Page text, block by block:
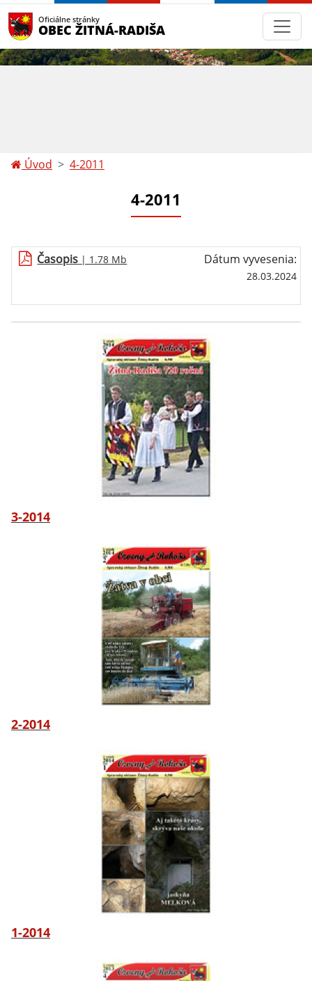
Oficiálne stránky
OBEC ŽITNÁ-RADIŠA
Úvod 4-2011
4-2011
Časopis | 1.78 Mb Dátum vyvesenia:
28.03.2024
3-2014
2-2014
1-2014